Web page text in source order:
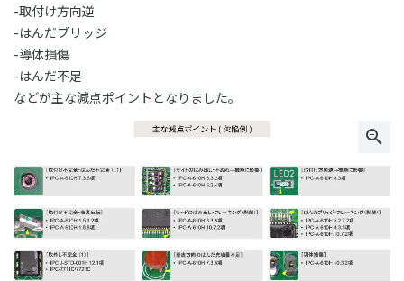
-取付け方向逆
-はんだブリッジ
-導体損傷
-はんだ不足
などが主な減点ポイントとなりました。